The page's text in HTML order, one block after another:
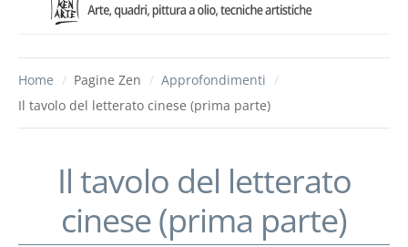
Home / Pagine Zen / Approfondimenti /
Il tavolo del letterato cinese (prima parte)
Il tavolo del letterato
cinese (prima parte)